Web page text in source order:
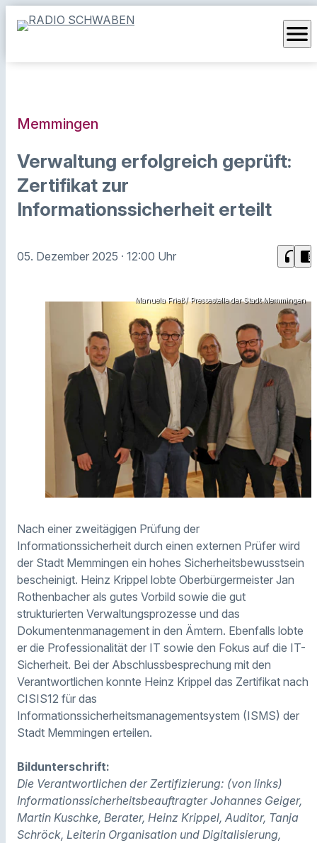
menu
Memmingen
Verwaltung erfolgreich geprüft:
Zertifikat zur
Informationssicherheit erteilt
05. Dezember 2025 · 12:00 Uhr headphones chrome_reader_mode
Manuela Frieß/ Pressestelle der Stadt Memmingen
Nach einer zweitägigen Prüfung der
Informationssicherheit durch einen externen Prüfer wird
der Stadt Memmingen ein hohes Sicherheitsbewusstsein
bescheinigt. Heinz Krippel lobte Oberbürgermeister Jan
Rothenbacher als gutes Vorbild sowie die gut
strukturierten Verwaltungsprozesse und das
Dokumentenmanagement in den Ämtern. Ebenfalls lobte
er die Professionalität der IT sowie den Fokus auf die IT-
Sicherheit. Bei der Abschlussbesprechung mit den
Verantwortlichen konnte Heinz Krippel das Zertifikat nach
CISIS12 für das
Informationssicherheitsmanagementsystem (ISMS) der
Stadt Memmingen erteilen.
Bildunterschrift:
Die Verantwortlichen der Zertifizierung: (von links)
Informationssicherheitsbeauftragter Johannes Geiger,
Martin Kuschke, Berater, Heinz Krippel, Auditor, Tanja
Schröck, Leiterin Organisation und Digitalisierung,